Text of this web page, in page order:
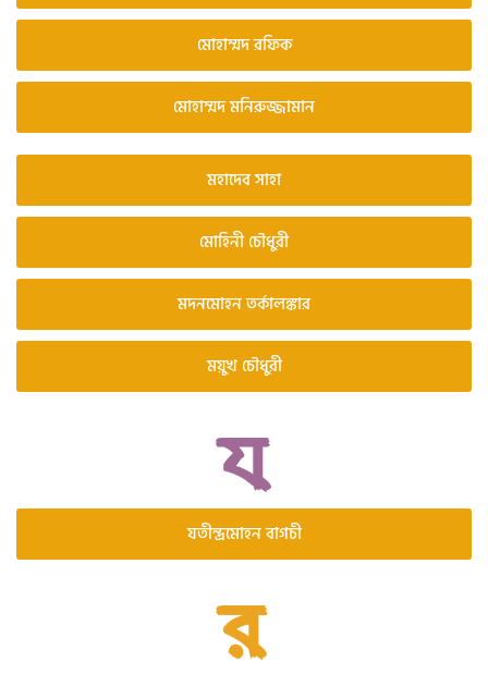
মোহাম্মদ রফিক
মোহাম্মদ মনিরুজ্জামান
মহাদেব সাহা
মোহিনী চৌধুরী
মদনমোহন তর্কালঙ্কার
ময়ুখ চৌধুরী
যতীন্দ্রমোহন বাগচী